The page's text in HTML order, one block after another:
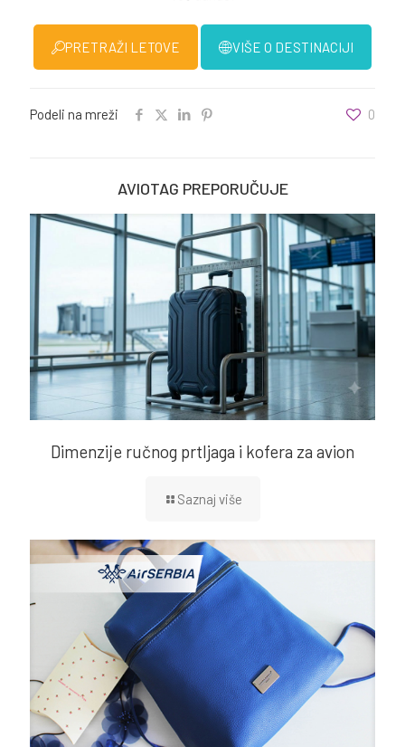
PRETRAŽI LETOVE VIŠE O DESTINACIJI
Podeli na mreži 0
AVIOTAG PREPORUČUJE
Dimenzije ručnog prtljaga i kofera za avion
Saznaj više